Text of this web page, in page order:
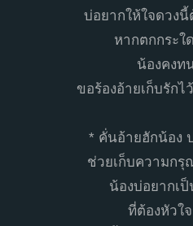
บ่อยากให้ใจดวง
หากตกกระใ
น้องคงท
ขอร้องอ้ายเก็บรักไ
* คั่นอ้ายฮักน้อง
ช่วยเก็บความก
น้องบ่อยากเ
ที่ต้องหัวใ